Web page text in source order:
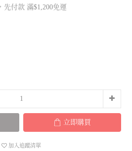
先付款 滿$1,200免運
立即購買
加入追蹤清單